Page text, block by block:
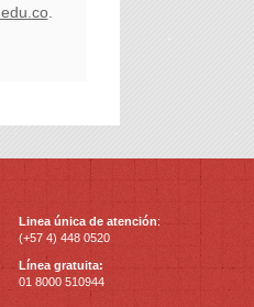
.
Linea única de atención:
(+57 4) 448 0520
Línea gratuita:
01 8000 510944